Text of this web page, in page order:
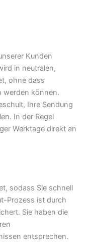
Kunden
in neutralen,
ohne dass
werden können.
Ihre Sendung
In der Regel
Werktage direkt an
sodass Sie schnell
Prozess ist durch
Sie haben die
entsprechen.